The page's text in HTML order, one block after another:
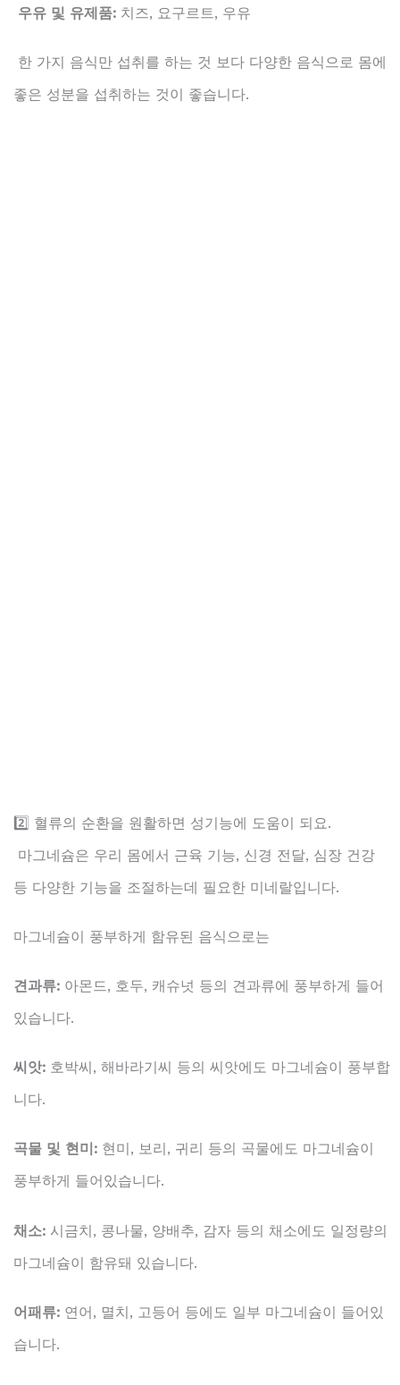
우유 및 유제품:치즈, 요구르트, 우유
한 가지 음식만 섭취를 하는 것 보다 다양한 음식으로 몸에
좋은 성분을 섭취하는 것이 좋습니다.
2️⃣ 혈류의 순환을 원활하면 성기능에 도움이 되요.
마그네슘은 우리 몸에서 근육 기능, 신경 전달, 심장 건강
등 다양한 기능을 조절하는데 필요한 미네랄입니다.
마그네슘이 풍부하게 함유된 음식으로는
견과류:아몬드, 호두, 캐슈넛 등의 견과류에 풍부하게 들어
있습니다.
씨앗:호박씨, 해바라기씨 등의 씨앗에도 마그네슘이 풍부합
니다.
곡물 및 현미:현미, 보리, 귀리 등의 곡물에도 마그네슘이
풍부하게 들어있습니다.
채소:시금치, 콩나물, 양배추, 감자 등의 채소에도 일정량의
마그네슘이 함유돼 있습니다.
어패류:연어, 멸치, 고등어 등에도 일부 마그네슘이 들어있
습니다.